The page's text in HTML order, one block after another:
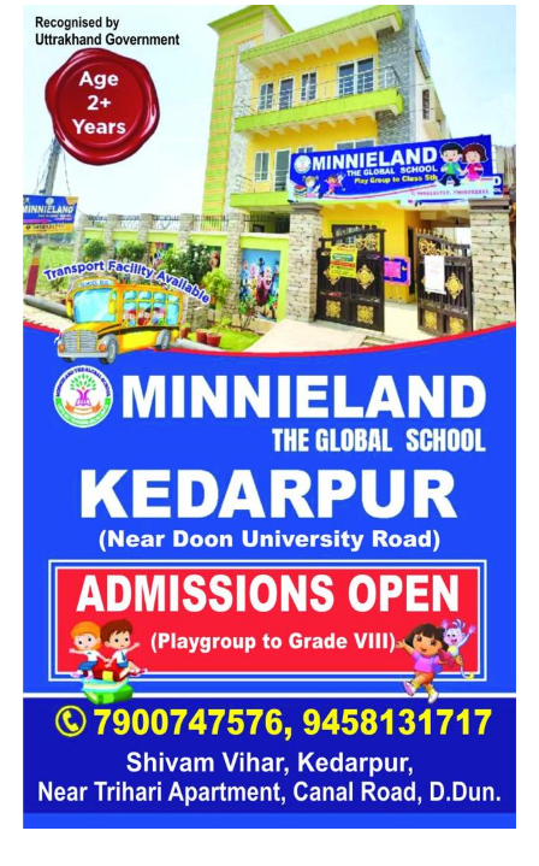
हुआ। मुंबई की गेंदबाजों ने शानदार प्रदर्शन करते हुए दिल्ली को 141/9 पर
रोक दिया। नेट साइवर-ब्रंट ने 3 विकेट लिए और अमेलिया केर ने 2 विकेट
चटकाए।
दिल्ली के लिए मारिजान ने 40, जेमिमाह ने 30 और निकी प्रसाद ने 25 रन
बनाये, लेकिन अन्य बल्लेबाजों से कोई योगदान नहीं मिल पाया। इस कारण
दिल्ली को 8 रनों से हार का सामना करना पड़ा।
मुंबई इंडियंस का फाइनल में रिकॉर्ड
मुंबई इंडियंस फ्रेंचाइजी का फाइनल में शानदार रिकॉर्ड रहा है। पुरुष और
महिला दोनों टीमों को मिलाकर मुंबई ने 12 में से 11 फाइनल जीते हैं।
महिला टीम ने डब्ल्यूपीएल के दोनों फाइनल (2 में से 2) जीते हैं। मुंबई
इंडियंस अमीरात ने आईएलटी 2024 के फाइनल में जीत दर्ज की और एमआई
केपटाउन ने भी एसए20 में अपने एकमात्र फाइनल में जीत हासिल की।
ब्रेबोर्न स्टेडियम में मुंबई का दबदबा
ब्रेबोर्न स्टेडियम में मुंबई इंडियंस का दबदबा देखने को मिला है, जहां उन्होंने
8 में से 7 मैच जीते हैं। वहीं, दिल्ली कैपिटल्स का दबदबा बेंगलुरु के एम
चिन्नास्वामी स्टेडियम में रहा है, जहां उन्होंने 8 में से 6 मैचों में जीत हासिल
की है।
#WPL2025 #MumbaiIndians #DelhiCapitals #WPLFinal
#WomenCricket #MI #HarmanpreetKaur
#NetSiverBrunt #CricketIndia #MumbaiVsDelhi
#WPLChampions #MumbaiIndiansRecord
#T20Cricket #WomenInSports #MIwins